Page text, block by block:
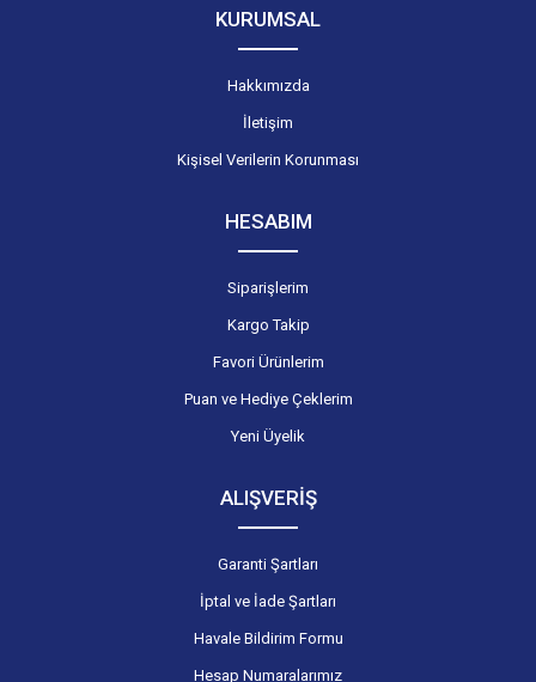
KURUMSAL
Hakkımızda
İletişim
Kişisel Verilerin Korunması
HESABIM
Siparişlerim
Kargo Takip
Favori Ürünlerim
Puan ve Hediye Çeklerim
Yeni Üyelik
ALIŞVERİŞ
Garanti Şartları
İptal ve İade Şartları
Havale Bildirim Formu
Hesap Numaralarımız